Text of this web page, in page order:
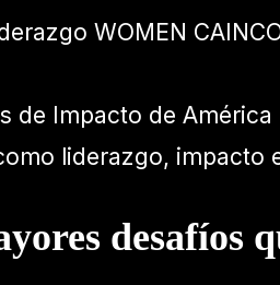
WOMEN
de Impacto de
liderazgo, impacto
desafíos